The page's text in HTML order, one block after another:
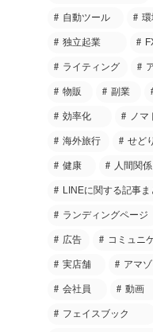
自動ツール 環
独立起業
ライティング
物販 副業
効率化 ノマ
海外旅行 せどり
健康 人間関係
LINEに関する記事ま
ランディングページ
広告 コミュニ
実店舗 アマ
会社員 動画
フェイスブック